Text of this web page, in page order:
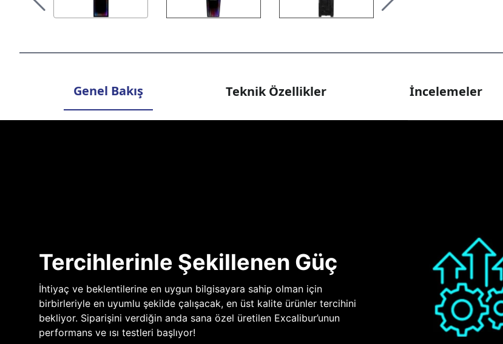
Genel Bakış Teknik Özellikler İncelemeler
Tercihlerinle Şekillenen Güç
İhtiyaç ve beklentilerine en uygun bilgisayara sahip olman için
birbirleriyle en uyumlu şekilde çalışacak, en üst kalite ürünler tercihini
bekliyor. Siparişini verdiğin anda sana özel üretilen Excalibur’unun
performans ve ısı testleri başlıyor!